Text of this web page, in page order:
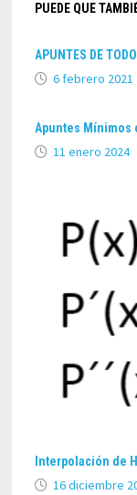
PUEDE QUE
APUNTES DE
6 febrero 2021
Apuntes Mínimos
11 enero 2024
Interpolación de
16 diciembre